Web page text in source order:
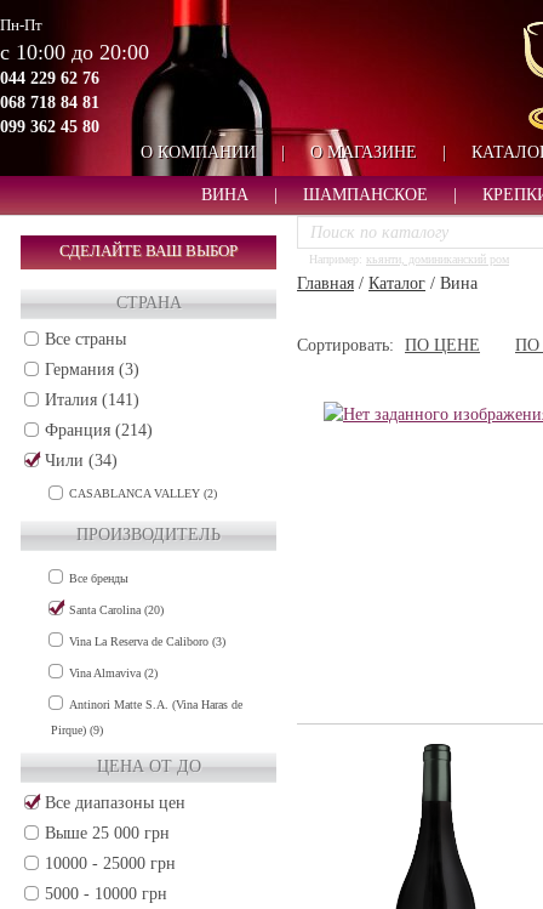
Пн-Пт
с 10:00 до 20:00
044 229 62 76
068 718 84 81
099 362 45 80
О КОМПАНИИ
| О МАГАЗИНЕ |
ВИНА ШАМПАНСКОЕ
СДЕЛАЙТЕ ВАШ ВЫБОР
СТРАНА
Все страны
Германия (3)
Италия (141)
Франция (214)
Чили (34)
CASABLANCA VALLEY (2)
MAIPO VALLEY (13)
MAULE VALLEY (3)
ПРОИЗВОДИТЕЛЬ
Все бренды
Santa Carolina (20)
Vina La Reserva de Caliboro (3)
Vina Almaviva (2)
Antinori Matte S.A. (Vina Haras de
Pirque) (9)
ЦЕНА ОТ ДО
Все диапазоны цен
Выше 25 000 грн
10000 - 25000 грн
5000 - 10000 грн
Например: кьянти, доминиканский ром
Главная / Каталог / Вина
Сортировать: ПО ЦЕНЕ ПО